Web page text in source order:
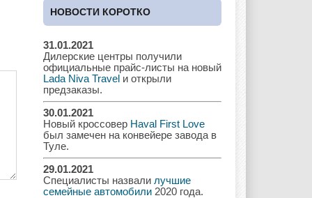
Chrysler Citroen Dacia
Daewoo Dodge Dongfeng
Ferrari Fiat Ford
НОВОСТИ КОРОТКО
31.01.2021
Дилерские центры получили
официальные прайс-листы на новый
Lada Niva Travel и открыли
предзаказы.
30.01.2021
Новый кроссовер Haval First Love
был замечен на конвейере завода в
Туле.
29.01.2021
Специалисты назвали лучшие
семейные автомобили 2020 года.